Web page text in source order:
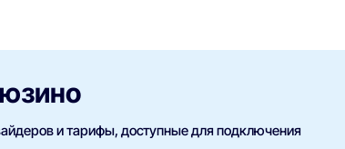
и тарифы, доступные для подключения